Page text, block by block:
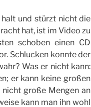
und stürzt nicht die
hat, ist im Video zu
schoben einen CD
Schlucken konnte der
Was er nicht kann:
er kann keine großen
große Mengen an
kann man ihn wohl